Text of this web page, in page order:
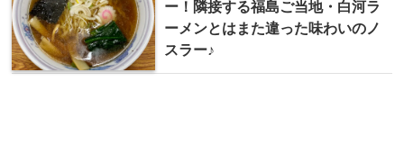
ー！隣接する福島ご当地・白河ラ
ーメンとはまた違った味わいのノ
スラー♪